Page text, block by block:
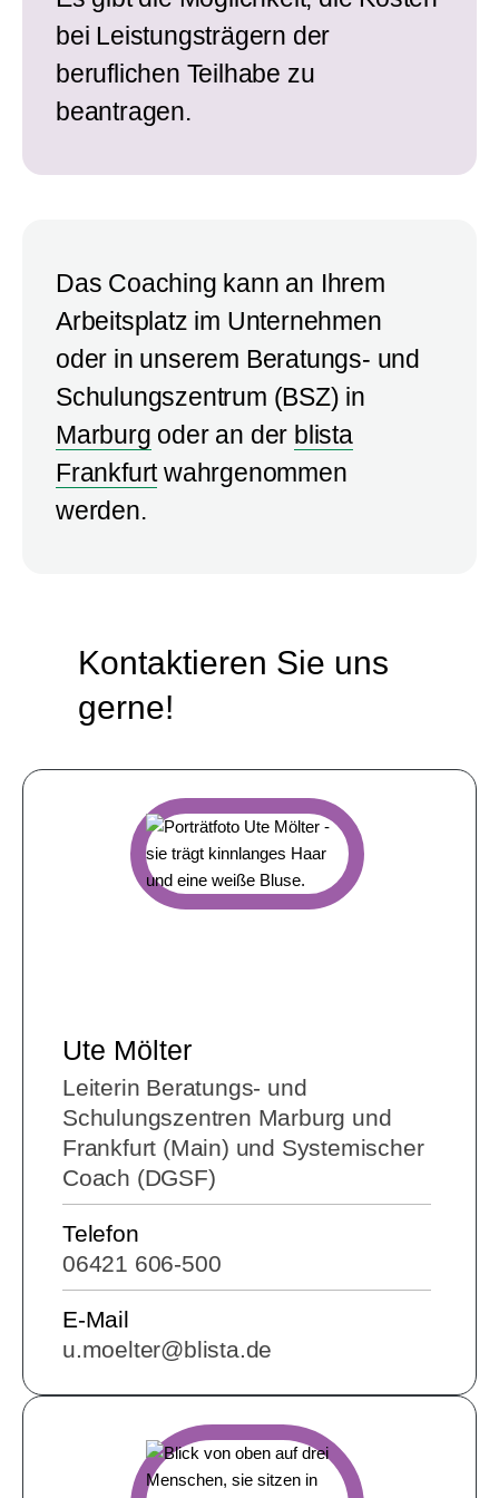
bei Leistungsträgern der
beruflichen Teilhabe zu
beantragen.
Das Coaching kann an Ihrem
Arbeitsplatz im Unternehmen
oder in unserem Beratungs- und
Schulungszentrum (BSZ) in
Marburg oder an der blista
Frankfurtwahrgenommen
werden.
Kontaktieren Sie uns
gerne!
Ute Mölter
Leiterin Beratungs- und
Schulungszentren Marburg und
Frankfurt (Main) und Systemischer
Coach (DGSF)
Telefon
06421 606-500
E-Mail
u.moelter@blista.de